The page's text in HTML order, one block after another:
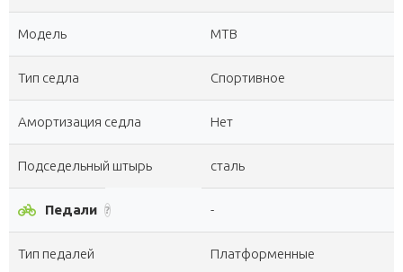
Модель MTB
Тип седла Спортивное
Амортизация седла Нет
Подседельный штырь сталь
pedal_bike Педали ? -
Тип педалей Платформенные